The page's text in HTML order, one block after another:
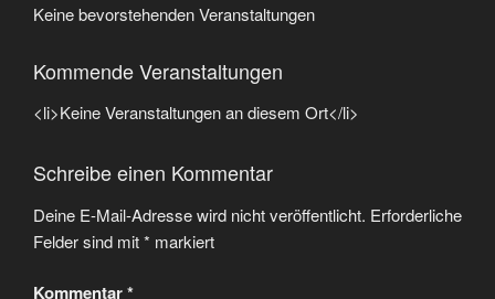
Keine bevorstehenden Veranstaltungen
Kommende Veranstaltungen
<li>Keine Veranstaltungen an diesem Ort</li>
Schreibe einen Kommentar
Deine E-Mail-Adresse wird nicht veröffentlicht. Erforderliche
Felder sind mit* markiert
Kommentar*